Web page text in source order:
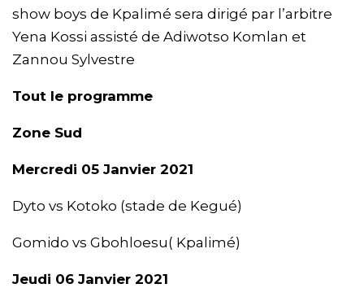
show boys de Kpalimé sera dirigé par l’arbitre
Yena Kossi assisté de Adiwotso Komlan et
Zannou Sylvestre
Tout le programme
Zone Sud
Mercredi 05 Janvier 2021
Dyto vs Kotoko (stade de Kegué)
Gomido vs Gbohloesu( Kpalimé)
Jeudi 06 Janvier 2021